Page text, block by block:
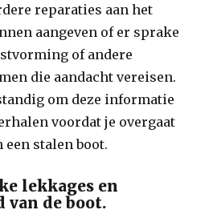
reparaties aan het
aangeven of er sprake
of andere
die aandacht vereisen.
om deze informatie
voordat je overgaat
een stalen boot.
lekkages en
de boot.